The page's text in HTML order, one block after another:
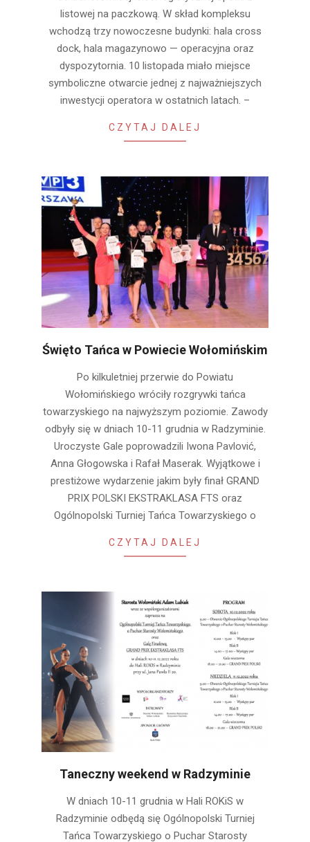
listowej na paczkową. W skład kompleksu
wchodzą trzy nowoczesne budynki: hala cross
dock, hala magazynowo — operacyjna oraz
dyspozytornia. 10 listopada miało miejsce
symboliczne otwarcie jednej z najważniejszych
inwestycji operatora w ostatnich latach. –
CZYTAJ DALEJ
Święto Tańca w Powiecie Wołomińskim
Po kilkuletniej przerwie do Powiatu
Wołomińskiego wróciły rozgrywki tańca
towarzyskiego na najwyższym poziomie. Zawody
odbyły się w dniach 10-11 grudnia w Radzyminie.
Uroczyste Gale poprowadzili Iwona Pavlović,
Anna Głogowska i Rafał Maserak. Wyjątkowe i
prestiżowe wydarzenie jakim były finał GRAND
PRIX POLSKI EKSTRAKLASA FTS oraz
Ogólnopolski Turniej Tańca Towarzyskiego o
CZYTAJ DALEJ
Taneczny weekend w Radzyminie
W dniach 10-11 grudnia w Hali ROKiS w
Radzyminie odbędą się Ogólnopolski Turniej
Tańca Towarzyskiego o Puchar Starosty